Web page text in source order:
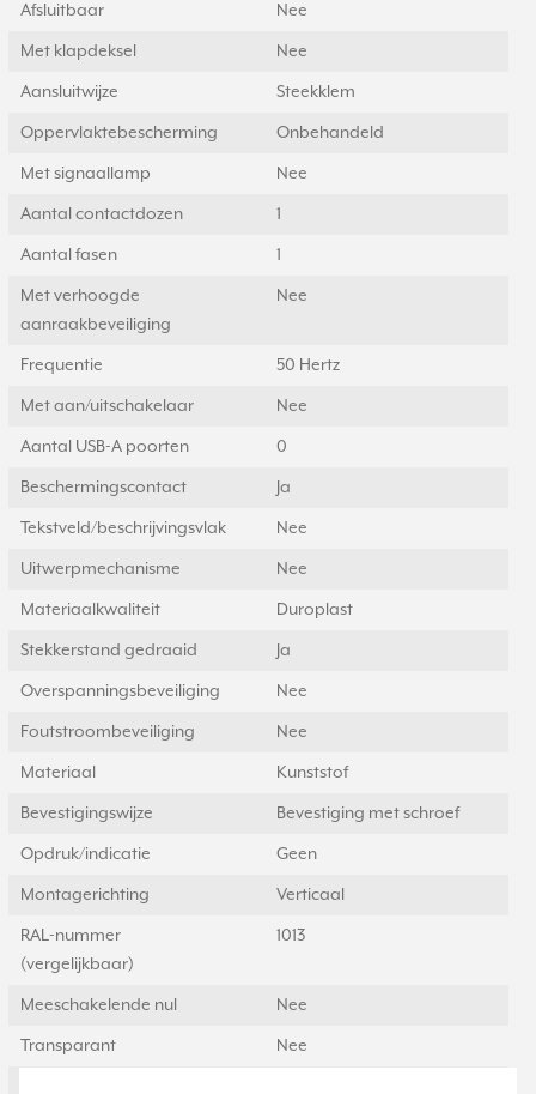
Afsluitbaar Nee
Met klapdeksel Nee
Aansluitwijze Steekklem
Oppervlaktebescherming Onbehandeld
Met signaallamp Nee
Aantal contactdozen 1
Aantal fasen 1
Met verhoogde
aanraakbeveiliging
Nee
Frequentie 50 Hertz
Met aan/uitschakelaar Nee
Aantal USB-A poorten 0
Beschermingscontact Ja
Tekstveld/beschrijvingsvlak Nee
Uitwerpmechanisme Nee
Materiaalkwaliteit Duroplast
Stekkerstand gedraaid Ja
Overspanningsbeveiliging Nee
Foutstroombeveiliging Nee
Materiaal Kunststof
Bevestigingswijze Bevestiging met schroef
Opdruk/indicatie Geen
Montagerichting Verticaal
RAL-nummer
(vergelijkbaar)
1013
Meeschakelende nul Nee
Transparant Nee